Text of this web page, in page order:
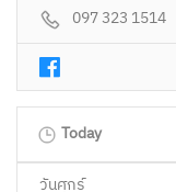
097 323 1514
Today
วันศุกร์